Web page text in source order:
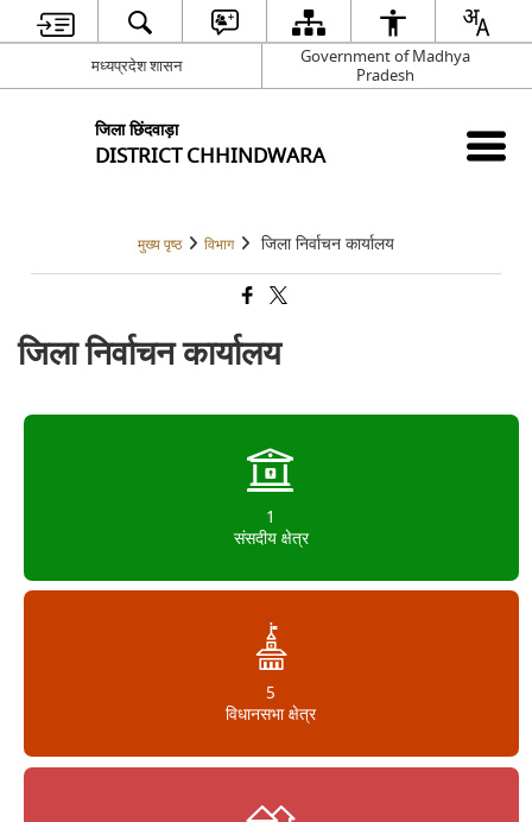
मध्यप्रदेश शासन
Government of Madhya
Pradesh
जिला छिंदवाड़ा
DISTRICT CHHINDWARA
मुख्य पृष्ठ विभाग जिला निर्वाचन कार्यालय
जिला निर्वाचन कार्यालय
1
संसदीय क्षेत्र
5
विधानसभा क्षेत्र